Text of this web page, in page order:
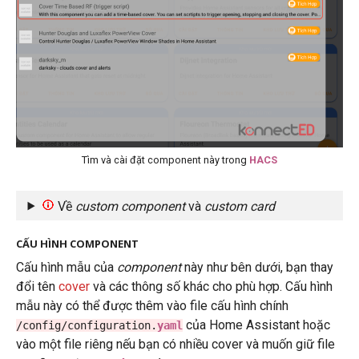
Tìm và cài đặt component này trong HACS
Về custom componentvà custom card
CẤU HÌNH COMPONENT
Cấu hình mẫu của componentnày như bên dưới, bạn thay
đổi tên covervà các thông số khác cho phù hợp. Cấu hình
mẫu này có thể được thêm vào file cấu hình chính
/config/configuration.yaml của Home Assistant hoặc
vào một file riêng nếu bạn có nhiều cover và muốn giữ file